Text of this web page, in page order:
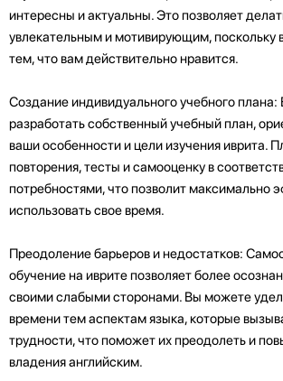
интересны и актуальны. Это позволяет
увлекательным и мотивирующим, поскольку
тем, что вам действительно нравится.
Создание индивидуального учебного
разработать собственный учебный план,
ваши особенности и цели изучения иврита.
повторения, тесты и самооценку в
потребностями, что позволит максимально
использовать свое время.
Преодоление барьеров и недостатков:
обучение на иврите позволяет более
своими слабыми сторонами. Вы можете
времени тем аспектам языка, которые
трудности, что поможет их преодолеть и
владения английским.